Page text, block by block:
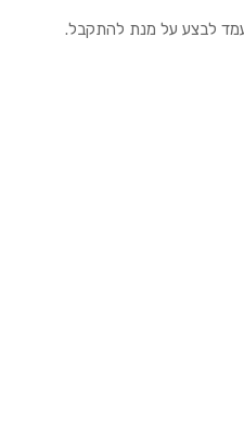
לבצע על מנת להתקבל.